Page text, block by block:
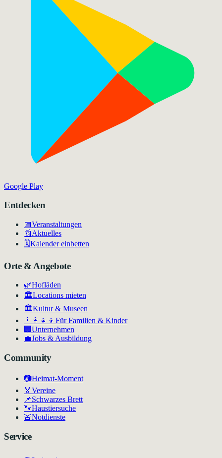
Google Play
Entdecken
📅Veranstaltungen
📰Aktuelles
🗓️Kalender einbetten
Orte & Angebote
🌿Hofläden
🏛️Locations mieten
🏛Kultur & Museen
👨‍👩‍👧‍👦 Für Familien & Kinder
🏢 Unternehmen
💼Jobs & Ausbildung
Community
📷Heimat-Moment
🏅 Vereine
📌Schwarzes Brett
🐾Haustiersuche
🚨Notdienste
Service